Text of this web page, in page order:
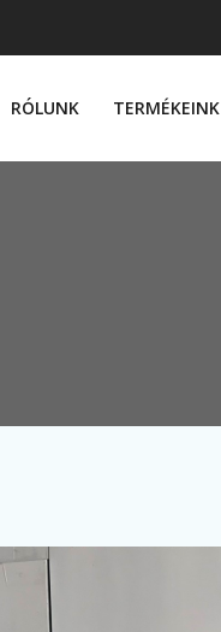
RÓLUNK TERMÉKEINK